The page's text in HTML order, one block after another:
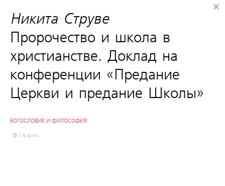
Никита Струве:
Пророчество и школа в
христианстве. Доклад на
конференции «Предание
Церкви и предание Школы»
БОГОСЛОВИЕ И ФИЛОСОФИЯ
14 мин.
×